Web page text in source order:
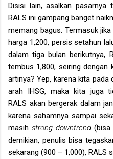
Disisi lain, asalkan pasarnya
RALS ini gampang banget
memang bagus. Termasuk
harga 1,200, persis setahun
dalam tiga bulan berikutnya,
tembus 1,800, seiring dengan
artinya? Yep, karena kita
arah IHSG, maka kita juga
RALS akan bergerak dalam
karena sahamnya sampai
masih strong downtrend (bisa
demikian, penulis bisa
sekarang (900 – 1,000), RALS